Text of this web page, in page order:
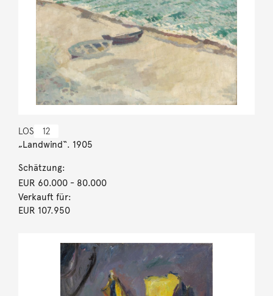
LOS 12
„Landwind“. 1905
Schätzung:
EUR 60.000- 80.000
Verkauft für:
EUR 107.950